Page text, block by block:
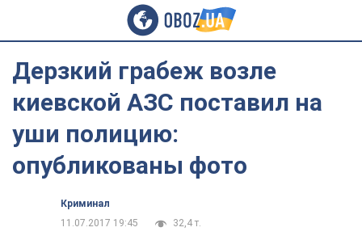
Дерзкий грабеж возле
киевской АЗС поставил на
уши полицию:
опубликованы фото
Криминал
11.07.2017 19:45
32,4 т.